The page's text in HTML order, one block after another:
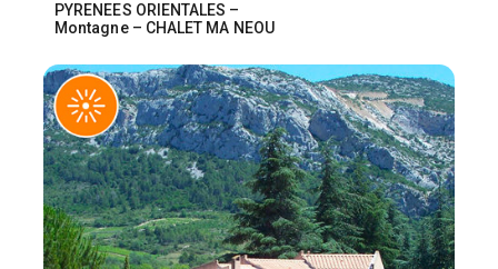
PYRENEES ORIENTALES –
Montagne – CHALET MA NEOU